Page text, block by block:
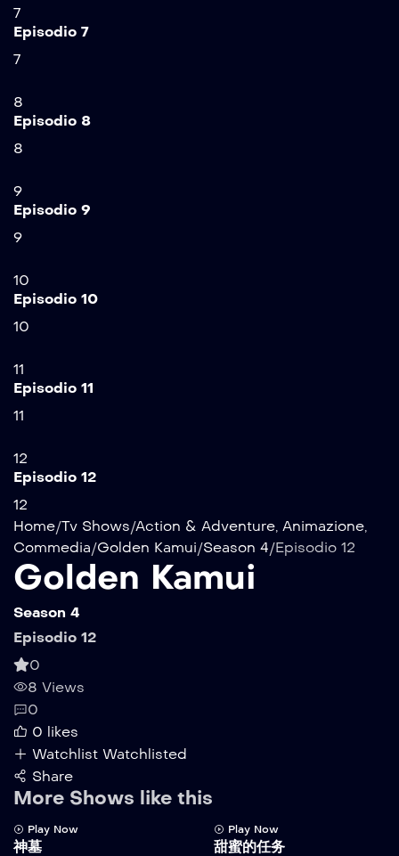
7
Episodio 7
7
8
Episodio 8
8
9
Episodio 9
9
10
Episodio 10
10
11
Episodio 11
11
12
Episodio 12
12
Home/Tv Shows/Action & Adventure, Animazione,
Commedia/Golden Kamui/Season 4/Episodio 12
Golden Kamui
Season 4
Episodio 12
0
8 Views
0
0 likes
Watchlist Watchlisted
Share
More Shows like this
Play Now
神墓
Play Now
甜蜜的任务